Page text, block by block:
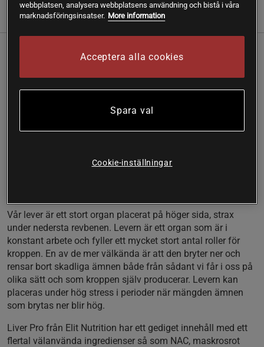
Information Recensioner Näring & Ingredienser
Liver Pro är ett kosttillskott från Elit Nutrition innehållandes
45 doseringar per burk
Populära ingredienser
Liver pro innehåller 8 aktiva ingredienser i en noga
Vår lever är ett stort organ placerat på höger sida, strax
under nedersta revbenen. Levern är ett organ som är i
konstant arbete och fyller ett mycket stort antal roller för
kroppen. En av de mer välkända är att den bryter ner och
rensar bort skadliga ämnen både från sådant vi får i oss på
olika sätt och som kroppen själv producerar. Levern kan
placeras under hög stress i perioder när mängden ämnen
som brytas ner blir hög.
Liver Pro från Elit Nutrition har ett gediget innehåll med ett
flertal välanvända ingredienser så som NAC, maskrosrot
webbplatsen, analysera webbplatsens användning och bistå i våra
marknadsföringsinsatser. More information
Acceptera alla cookies
Spara val
Cookie-inställningar